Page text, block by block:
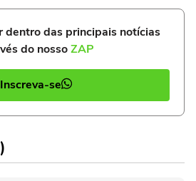
dentro das principais notícias
do nossoZAP
Inscreva-se